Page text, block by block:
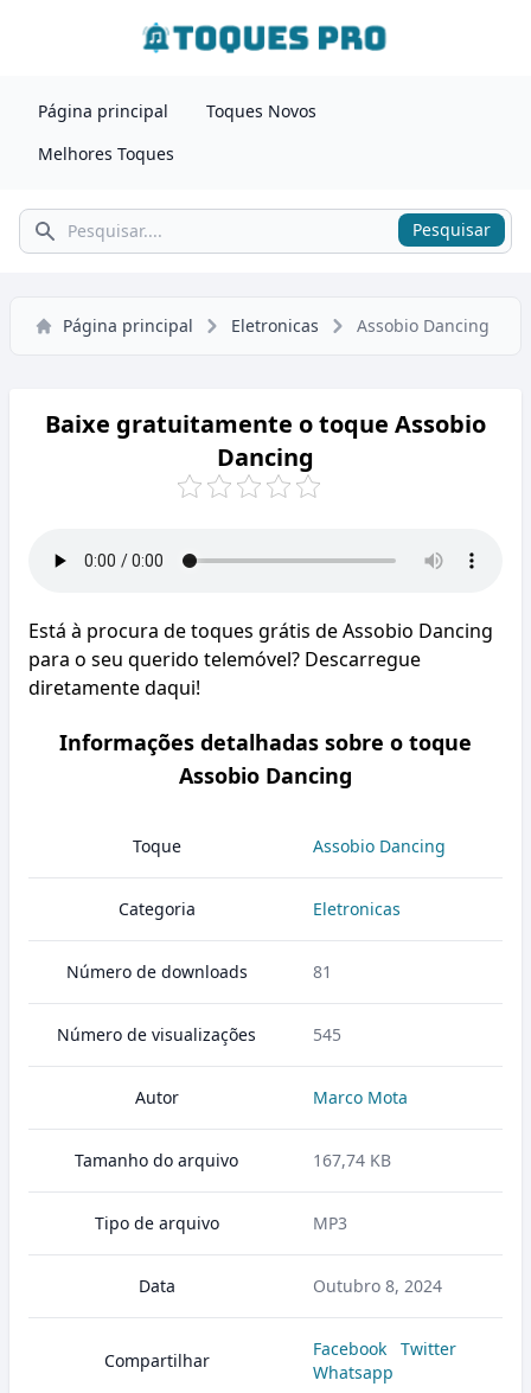
Página principal
Toques Novos
Melhores Toques
Pesquisar Pesquisar
Página principal Eletronicas Assobio Dancing
Baixe gratuitamente o toque Assobio
Dancing
Está à procura de toques grátis de Assobio Dancing
para o seu querido telemóvel? Descarregue
diretamente daqui!
Informações detalhadas sobre o toque
Assobio Dancing
Toque Assobio Dancing
Categoria Eletronicas
Número de downloads 81
Número de visualizações 545
Autor Marco Mota
Tamanho do arquivo 167,74 KB
Tipo de arquivo MP3
Data Outubro 8, 2024
Compartilhar
Facebook
Twitter
Whatsapp